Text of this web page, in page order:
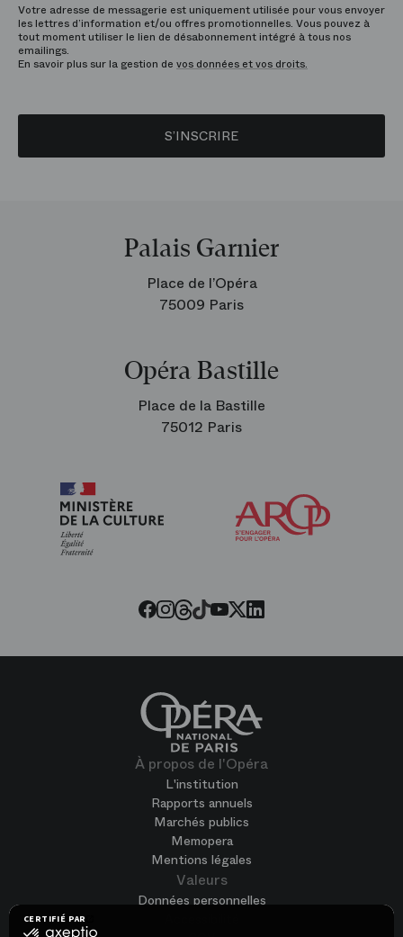
CERTIFIÉ PAR
certifié
Votre adresse de messagerie est uniquement utilisée pour vous envoyer
les lettres d’information et/ou offres promotionnelles. Vous pouvez à
tout moment utiliser le lien de désabonnement intégré à tous nos
emailings.
En savoir plus sur la gestion de vos données et vos droits.
S’INSCRIRE
Palais Garnier
Place de l’Opéra
75009 Paris
Opéra Bastille
Place de la Bastille
75012 Paris
Facebook
Instagram
Threads
Tiktok
Youtube
Twitter
LinkedIn
À propos de l'Opéra
L'institution
Rapports annuels
Marchés publics
Memopera
Mentions légales
Valeurs
Données personnelles